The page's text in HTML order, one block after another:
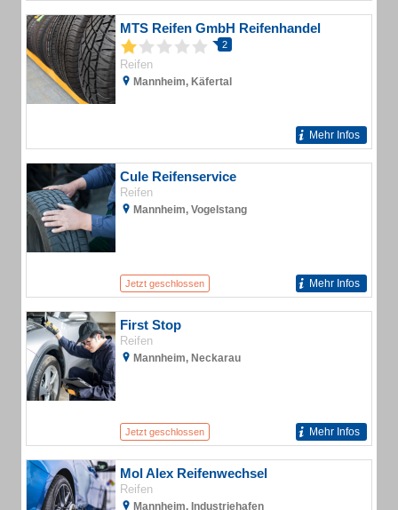
MTS Reifen GmbH Reifenhandel
2
Reifen
Mannheim, Käfertal
Mehr Infos
Cule Reifenservice
Reifen
Mannheim, Vogelstang
Jetzt geschlossen Mehr Infos
First Stop
Reifen
Mannheim, Neckarau
Jetzt geschlossen Mehr Infos
Mol Alex Reifenwechsel
Reifen
Mannheim, Industriehafen